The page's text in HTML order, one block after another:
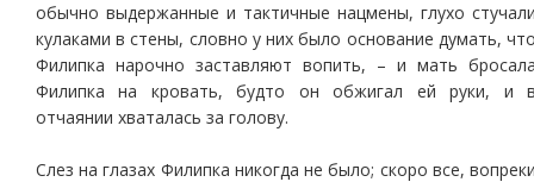
обычно выдержанные и тактичные нацмены, глухо
кулаками в стены, словно у них было основание думать,
Филипка нарочно заставляют вопить, – и мать
Филипка на кровать, будто он обжигал ей руки, и
отчаянии хваталась за голову.
Слез на глазах Филипка никогда не было; скоро все,